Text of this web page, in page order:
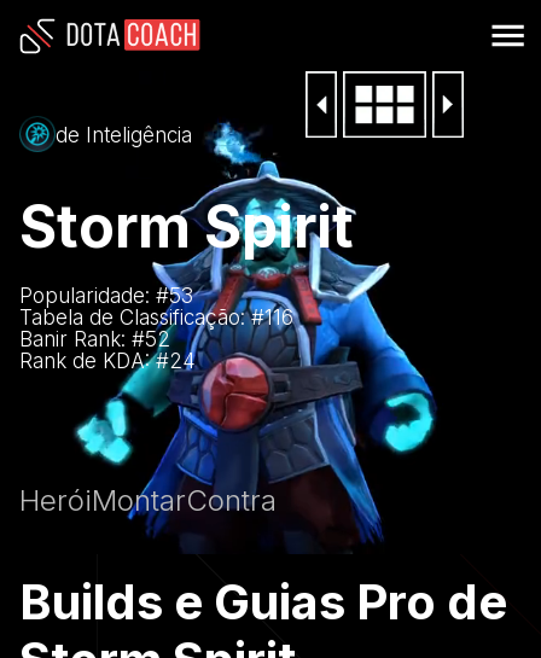
de Inteligência
Storm Spirit
Popularidade: #53
Tabela de Classificação: #116
Banir Rank: #52
Rank de KDA: #24
HeróiMontarContra
Builds e Guias Pro de